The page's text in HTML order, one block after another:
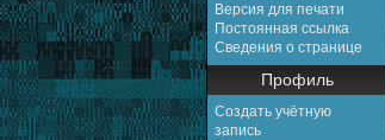
Версия для печати
Постоянная ссылка
Сведения о странице
Профиль
Создать учётную
запись